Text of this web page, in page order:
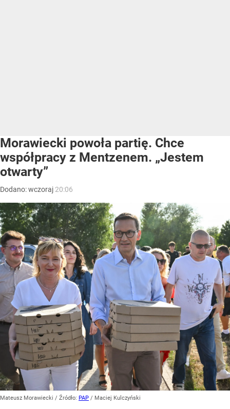
Morawiecki powoła partię. Chce
współpracy z Mentzenem. „Jestem
otwarty”
Dodano:wczoraj 20:06
Mateusz Morawiecki / Źródło: PAP / Maciej Kulczyński